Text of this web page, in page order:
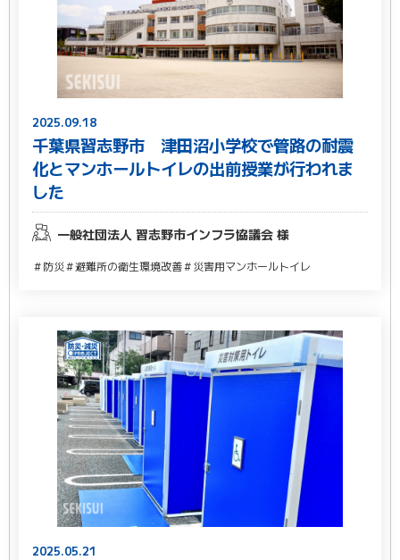
2025.09.18
千葉県習志野市 津田沼小学校で管路の耐震
化とマンホールトイレの出前授業が行われま
した
一般社団法人 習志野市インフラ協議会 様
＃防災＃避難所の衛生環境改善＃災害用マンホールトイレ
2025.05.21